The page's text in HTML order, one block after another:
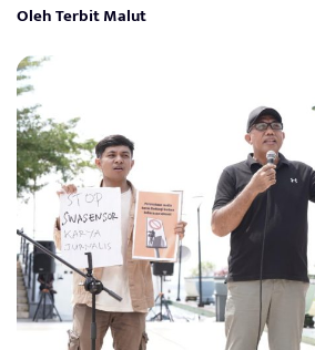
Oleh Terbit Malut